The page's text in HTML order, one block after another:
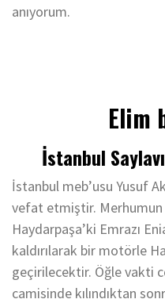
anıyorum.
Elim
İstanbul
İstanbul meb’usu Yusuf
vefat etmiştir. Merhumun
Haydarpaşa’ki Emrazı
kaldırılarak bir motörle
geçirilecektir. Öğle vakti
camisinde kılındıktan